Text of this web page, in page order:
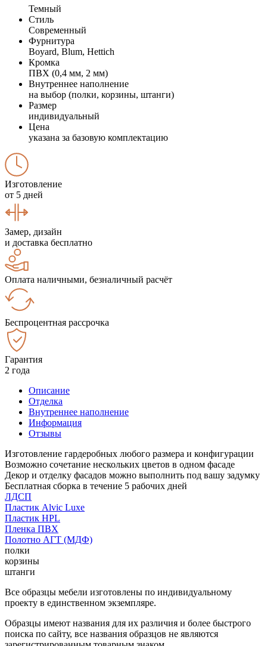
Темный
Стиль
Современный
Фурнитура
Boyard, Blum, Hettich
Кромка
ПВХ (0,4 мм, 2 мм)
Внутреннее наполнение
на выбор (полки, корзины, штанги)
Размер
индивидуальный
Цена
указана за базовую комплектацию
Изготовление
от 5 дней
Замер, дизайн
и доставка бесплатно
Оплата наличными, безналичный расчёт
Беспроцентная рассрочка
Гарантия
2 года
Описание
Отделка
Внутреннее наполнение
Информация
Отзывы
Изготовление гардеробных любого размера и конфигурации
Возможно сочетание нескольких цветов в одном фасаде
Декор и отделку фасадов можно выполнить под вашу задумку
Бесплатная сборка в течение 5 рабочих дней
ЛДСП
Пластик Alvic Luxe
Пластик HPL
Пленка ПВХ
Полотно АГТ (МДФ)
полки
корзины
штанги
Все образцы мебели изготовлены по индивидуальному
проекту в единственном экземпляре.
Образцы имеют названия для их различия и более быстрого
поиска по сайту, все названия образцов не являются